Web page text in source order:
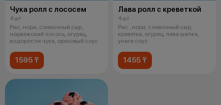
Чука ролл с лососем
4 шт
Рис, нори, сливочный сыр,
норвежский лосось, огурец,
водоросли чука, ореховый соус
1595 ₸
Лава ролл с креветкой
4 шт
Рис , нори, сливочный сыр,
креветка, огурец, лава шапка,
унаги соус
1455 ₸